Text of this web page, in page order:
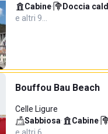
Cabine· Doccia
e altri 9…
Bouffou Bau Beach
Celle Ligure
Sabbiosa· Cabine·